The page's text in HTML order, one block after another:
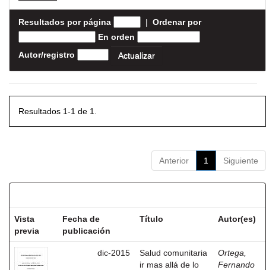
Resultados por página | Ordenar por
En orden
Autor/registro
Resultados 1-1 de 1.
Anterior 1 Siguiente
Vista
previa
Fecha de
publicación
Título Autor(es)
dic-2015
Salud comunitaria
ir mas allá de lo
Ortega,
Fernando